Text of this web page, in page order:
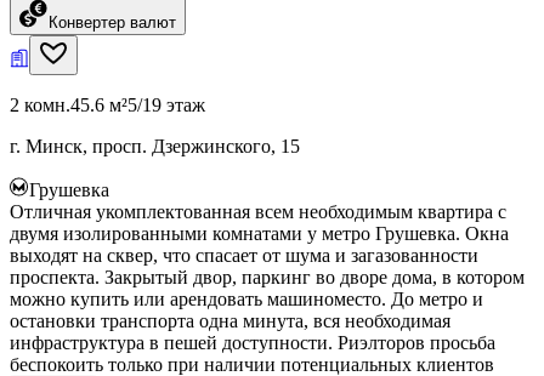
Конвертер валют
2 комн.45.6 м²5/19 этаж
г. Минск, просп. Дзержинского, 15
Грушевка
Отличная укомплектованная всем необходимым квартира с
двумя изолированными комнатами у метро Грушевка. Окна
выходят на сквер, что спасает от шума и загазованности
проспекта. Закрытый двор, паркинг во дворе дома, в котором
можно купить или арендовать машиноместо. До метро и
остановки транспорта одна минута, вся необходимая
инфраструктура в пешей доступности. Риэлторов просьба
беспокоить только при наличии потенциальных клиентов